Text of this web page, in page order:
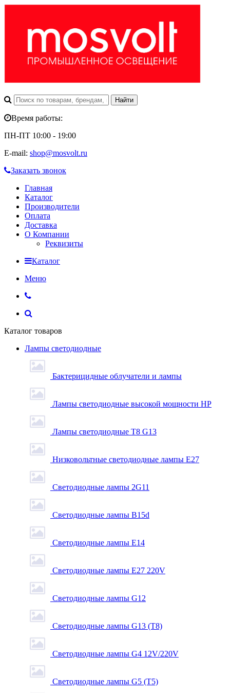
Время работы:
ПН-ПТ 10:00 - 19:00
E-mail: shop@mosvolt.ru
Заказать звонок
Главная
Каталог
Производители
Оплата
Доставка
О Компании
Реквизиты
Каталог
Меню
Каталог товаров
Лампы светодиодные
Бактерицидные облучатели и лампы
Лампы светодиодные высокой мощности HP
Лампы светодиодные Т8 G13
Низковольтные светодиодные лампы E27
Светодиодные лампы 2G11
Светодиодные лампы B15d
Светодиодные лампы E14
Светодиодные лампы E27 220V
Светодиодные лампы G12
Светодиодные лампы G13 (T8)
Светодиодные лампы G4 12V/220V
Светодиодные лампы G5 (T5)